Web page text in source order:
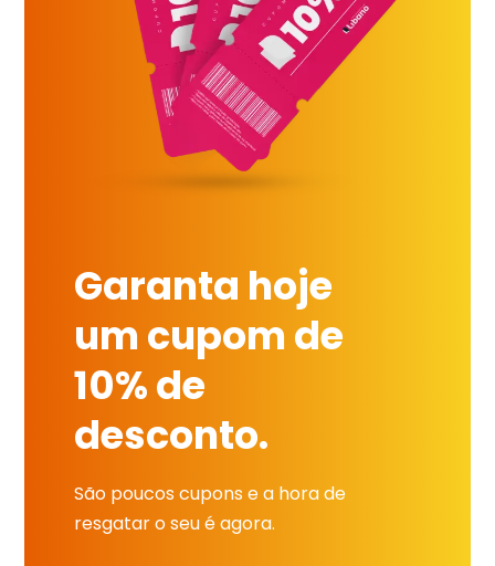
Garanta hoje
um cupom de
10% de
desconto.
São poucos cupons e a hora de
resgatar o seu é agora.